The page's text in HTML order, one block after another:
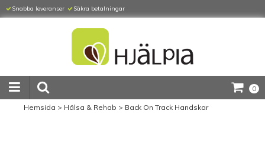
Snabba leveranser Säkra betalningar
0
Hemsida > Hälsa & Rehab > Back On Track Handskar